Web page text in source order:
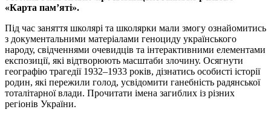
«Карта пам’яті».
Під час заняття школярі та школярки мали змогу ознайомитись
з документальними матеріалами геноциду українського
народу, свідченнями очевидців та інтерактивними елементами
експозиції, які відтворюють масштаби злочину. Осягнути
географію трагедії 1932–1933 років, дізнатись особисті історії
родин, які пережили голод, усвідомити ганебність радянської
тоталітарної влади. Прочитати імена загиблих із різних
регіонів України.